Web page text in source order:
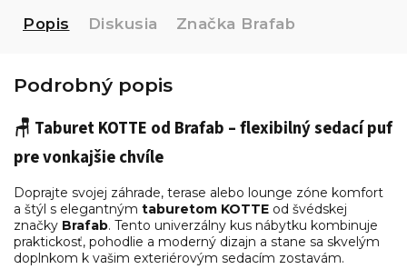
Popis Diskusia Značka Brafab
Podrobný popis
🪑 Taburet KOTTE od Brafab – flexibilný sedací puf
pre vonkajšie chvíle
Doprajte svojej záhrade, terase alebo lounge zóne komfort
a štýl s elegantným taburetom KOTTE od švédskej
značky Brafab. Tento univerzálny kus nábytku kombinuje
praktickosť, pohodlie a moderný dizajn a stane sa skvelým
doplnkom k vašim exteriérovým sedacím zostavám.